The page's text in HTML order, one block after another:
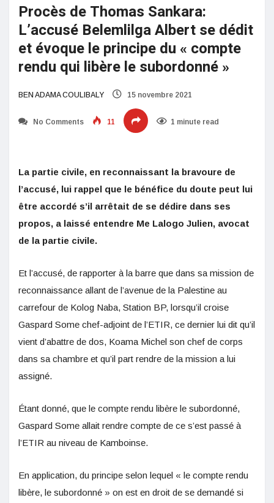
Procès de Thomas Sankara:
L’accusé Belemlilga Albert se dédit
et évoque le principe du « compte
rendu qui libère le subordonné »
BEN ADAMA COULIBALY 15 novembre 2021
No Comments 11 1 minute read
La partie civile, en reconnaissant la bravoure de
l’accusé, lui rappel que le bénéfice du doute peut lui
être accordé s’il arrêtait de se dédire dans ses
propos, a laissé entendre Me Lalogo Julien, avocat
de la partie civile.
Et l’accusé, de rapporter à la barre que dans sa mission de
reconnaissance allant de l’avenue de la Palestine au
carrefour de Kolog Naba, Station BP, lorsqu’il croise
Gaspard Some chef-adjoint de l’ETIR, ce dernier lui dit qu’il
vient d’abattre de dos, Koama Michel son chef de corps
dans sa chambre et qu’il part rendre de la mission a lui
assigné.
Étant donné, que le compte rendu libère le subordonné,
Gaspard Some allait rendre compte de ce s’est passé à
l’ETIR au niveau de Kamboinse.
En application, du principe selon lequel « le compte rendu
libère, le subordonné » on est en droit de se demandé si